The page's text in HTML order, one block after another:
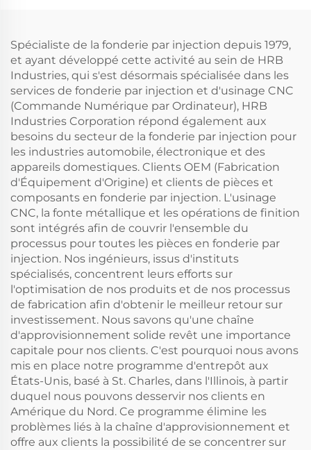
Spécialiste de la fonderie par injection depuis 1979,
et ayant développé cette activité au sein de HRB
Industries, qui s'est désormais spécialisée dans les
services de fonderie par injection et d'usinage CNC
(Commande Numérique par Ordinateur), HRB
Industries Corporation répond également aux
besoins du secteur de la fonderie par injection pour
les industries automobile, électronique et des
appareils domestiques. Clients OEM (Fabrication
d'Équipement d'Origine) et clients de pièces et
composants en fonderie par injection. L'usinage
CNC, la fonte métallique et les opérations de finition
sont intégrés afin de couvrir l'ensemble du
processus pour toutes les pièces en fonderie par
injection. Nos ingénieurs, issus d'instituts
spécialisés, concentrent leurs efforts sur
l'optimisation de nos produits et de nos processus
de fabrication afin d'obtenir le meilleur retour sur
investissement. Nous savons qu'une chaîne
d'approvisionnement solide revêt une importance
capitale pour nos clients. C'est pourquoi nous avons
mis en place notre programme d'entrepôt aux
États-Unis, basé à St. Charles, dans l'Illinois, à partir
duquel nous pouvons desservir nos clients en
Amérique du Nord. Ce programme élimine les
problèmes liés à la chaîne d'approvisionnement et
offre aux clients la possibilité de se concentrer sur